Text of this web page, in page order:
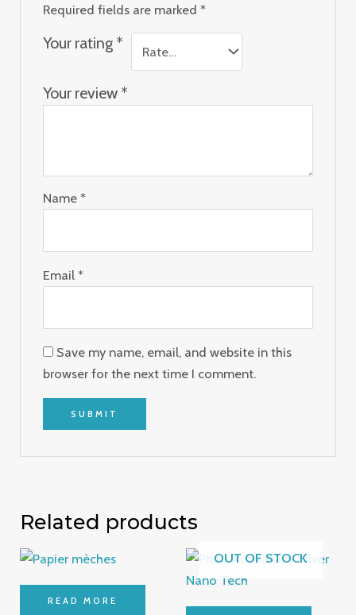
Required fields are marked *
Your rating *
Your review *
Name *
Email *
Save my name, email, and website in this
browser for the next time I comment.
Related products
READ MORE
OUT OF STOCK